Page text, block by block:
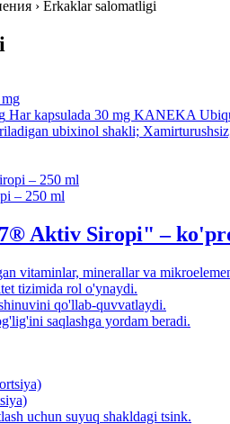
› Erkaklar salomatligi
Har kapsulada 30 mg KANEKA
ubixinol shakli;
– 250 ml
Aktiv Siropi" –
vitaminlar, minerallar va
tizimida rol o'ynaydi.
qo'llab-quvvatlaydi.
saqlashga yordam beradi.
uchun suyuq shakldagi tsink.